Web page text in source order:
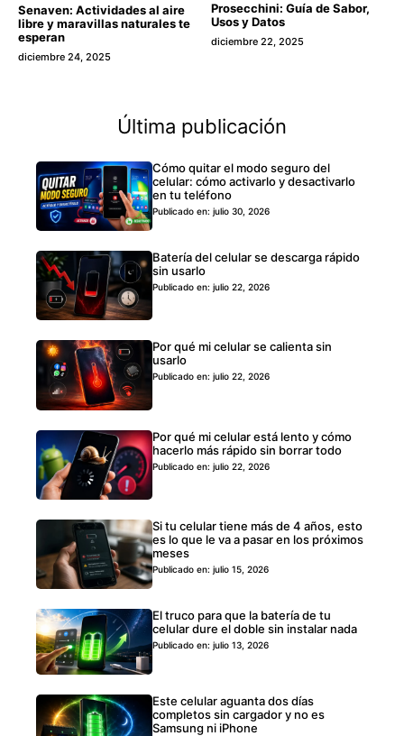
Senaven: Actividades al aire
libre y maravillas naturales te
esperan
diciembre 24, 2025
Prosecchini: Guía de Sabor,
Usos y Datos
diciembre 22, 2025
Última publicación
Cómo quitar el modo seguro del
celular: cómo activarlo y desactivarlo
en tu teléfono
Publicado en: julio 30, 2026
Batería del celular se descarga rápido
sin usarlo
Publicado en: julio 22, 2026
Por qué mi celular se calienta sin
usarlo
Publicado en: julio 22, 2026
Por qué mi celular está lento y cómo
hacerlo más rápido sin borrar todo
Publicado en: julio 22, 2026
Si tu celular tiene más de 4 años, esto
es lo que le va a pasar en los próximos
meses
Publicado en: julio 15, 2026
El truco para que la batería de tu
celular dure el doble sin instalar nada
Publicado en: julio 13, 2026
Este celular aguanta dos días
completos sin cargador y no es
Samsung ni iPhone